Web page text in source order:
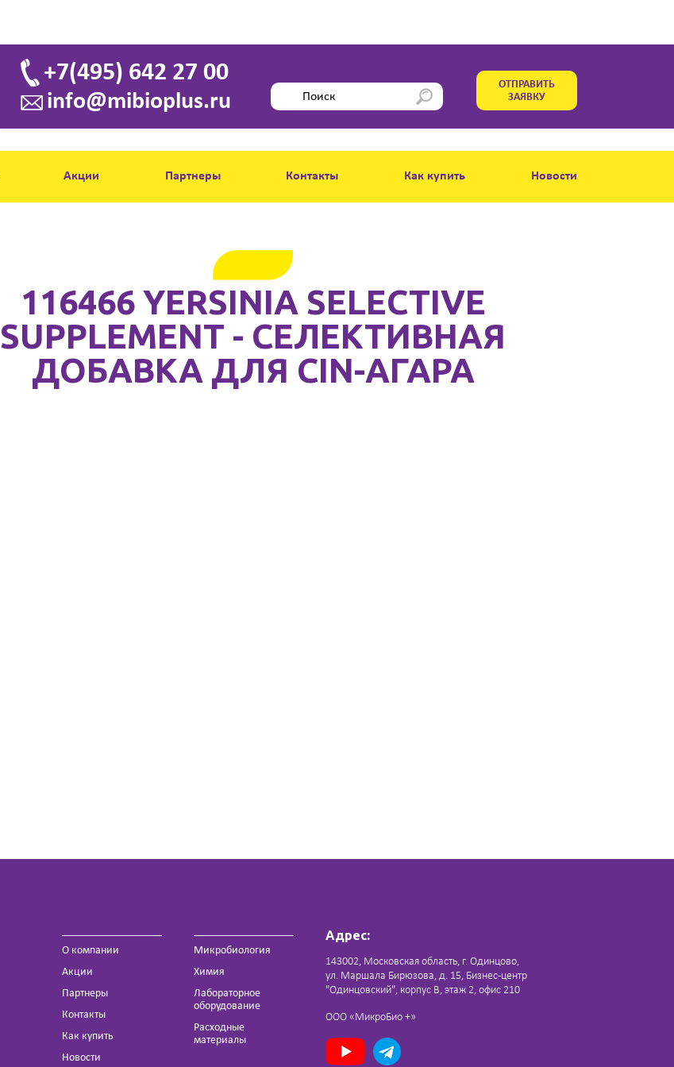
+7(495) 642 27 00
info@mibioplus.ru
ОТПРАВИТЬ
ЗАЯВКУ
Акции Партнеры Контакты Как купить Новости
116466 YERSINIA SELECTIVE
SUPPLEMENT - СЕЛЕКТИВНАЯ
ДОБАВКА ДЛЯ CIN-АГАРА
О компании
Акции
Партнеры
Контакты
Как купить
Новости
Микробиология
Химия
Лабораторное
оборудование
Расходные
материалы
Адрес:
143002, Московская область, г. Одинцово,
ул. Маршала Бирюзова, д. 15, Бизнес-центр
"Одинцовский", корпус В, этаж 2, офис 210
ООО «МикроБио +»